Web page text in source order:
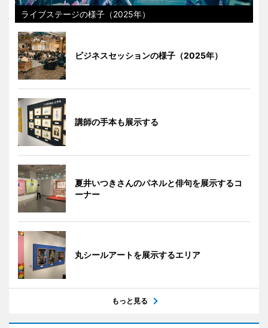
ライブステージの様子（2025年）
ビジネスセッションの様子（2025年）
講師の手本も展示する
夏井いつきさんのパネルと俳句を展示するコ
ーナー
丸シールアートを展示するエリア
もっと見る